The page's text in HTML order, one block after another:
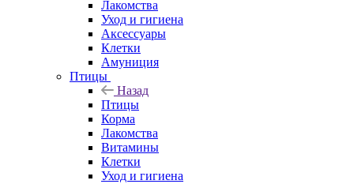
Лакомства
Уход и гигиена
Аксессуары
Клетки
Амуниция
Птицы
Назад
Птицы
Корма
Лакомства
Витамины
Клетки
Уход и гигиена